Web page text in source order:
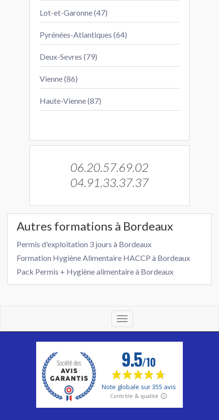
Lot-et-Garonne (47)
Pyrénées-Atlantiques (64)
Deux-Sevres (79)
Vienne (86)
Haute-Vienne (87)
06.20.57.69.02
04.91.33.37.37
Autres formations à Bordeaux
Permis d'exploitation 3 jours à Bordeaux
Formation Hygiène Alimentaire HACCP à Bordeaux
Pack Permis + Hygiène alimentaire à Bordeaux
Toggle
navigation